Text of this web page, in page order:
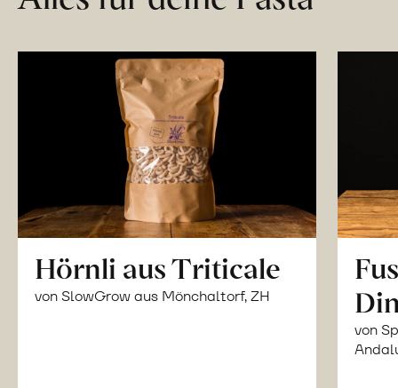
Hörnli aus Triticale
von SlowGrow aus Mönchaltorf, ZH
von